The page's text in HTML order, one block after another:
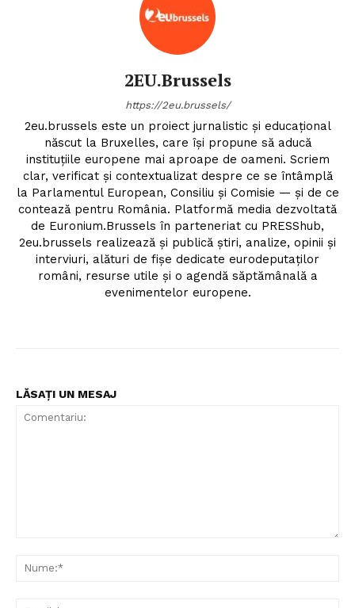
FREEDOM HOUSE ROMÂNIA
2EU.Brussels
https://2eu.brussels/
2eu.brussels este un proiect jurnalistic și educațional
născut la Bruxelles, care își propune să aducă
instituțiile europene mai aproape de oameni. Scriem
clar, verificat și contextualizat despre ce se întâmplă
la Parlamentul European, Consiliu și Comisie — și de ce
contează pentru România. Platformă media dezvoltată
de Euronium.Brussels în parteneriat cu PRESShub,
2eu.brussels realizează și publică știri, analize, opinii și
interviuri, alături de fișe dedicate eurodeputaților
români, resurse utile și o agendă săptămânală a
evenimentelor europene.
LĂSAȚI UN MESAJ